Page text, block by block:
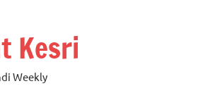
Kesri
Weekly